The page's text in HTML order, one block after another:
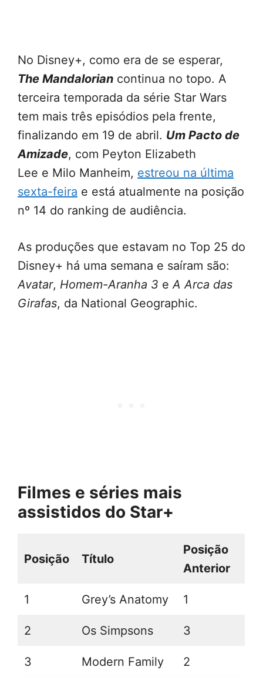
No Disney+, como era de se esperar,
The Mandalorian continua no topo. A
terceira temporada da série Star Wars
tem mais três episódios pela frente,
finalizando em 19 de abril. Um Pacto de
Amizade, com Peyton Elizabeth
Lee e Milo Manheim, estreou na última
sexta-feira e está atualmente na posição
nº 14 do ranking de audiência.
As produções que estavam no Top 25 do
Disney+ há uma semana e saíram são:
Avatar, Homem-Aranha 3 eA Arca das
Girafas, da National Geographic.
Filmes e séries mais
assistidos do Star+
Posição Título
Posição
Anterior
1 Grey’s Anatomy 1
2 Os Simpsons 3
3 Modern Family 2